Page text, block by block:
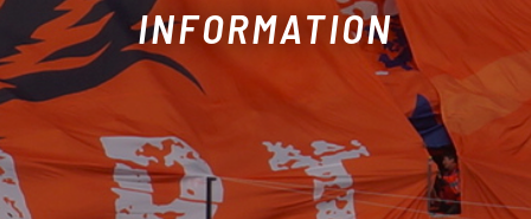
INFORMATION